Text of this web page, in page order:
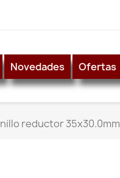
Novedades Ofertas
reductor 35x30.0mm